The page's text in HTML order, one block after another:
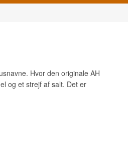
Hvor den originale AH
og et strejf af salt. Det er